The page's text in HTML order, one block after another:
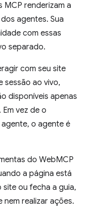
renderizam a
agentes. Sua
com essas
separado.
com seu site
sessão ao vivo,
disponíveis apenas
vez de o
o agente é
do WebMCP
a página está
ou fecha a guia,
realizar ações.